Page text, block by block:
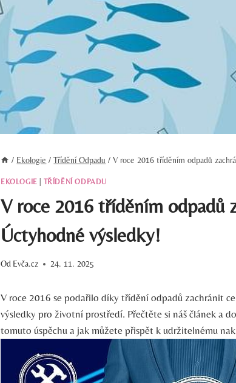
/ Ekologie / Třídění Odpadu / V roce 2016 tříděním odpadů
EKOLOGIE TŘÍDĚNÍ ODPADU
V roce 2016 tříděním odpadů
Úctyhodné výsledky!
Od Evča.cz 24. 11. 2025
V roce 2016 se podařilo díky třídění odpadů zachránit
výsledky pro životní prostředí. Přečtěte si náš článek a
tomuto úspěchu a jak můžete přispět k udržitelnému